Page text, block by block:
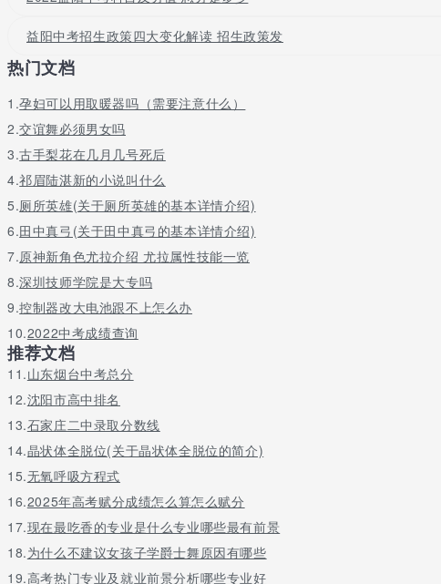
益阳中考招生政策四大变化解读 招生政策发
热门文档
1.孕妇可以用取暖器吗（需要注意什么）
2.交谊舞必须男女吗
3.古手梨花在几月几号死后
4.祁眉陆湛新的小说叫什么
5.厕所英雄(关于厕所英雄的基本详情介绍)
6.田中真弓(关于田中真弓的基本详情介绍)
7.原神新角色尤拉介绍 尤拉属性技能一览
8.深圳技师学院是大专吗
9.控制器改大电池跟不上怎么办
10.2022中考成绩查询
推荐文档
11.山东烟台中考总分
12.沈阳市高中排名
13.石家庄二中录取分数线
14.晶状体全脱位(关于晶状体全脱位的简介)
15.无氧呼吸方程式
16.2025年高考赋分成绩怎么算怎么赋分
17.现在最吃香的专业是什么专业哪些最有前景
18.为什么不建议女孩子学爵士舞原因有哪些
19.高考热门专业及就业前景分析哪些专业好